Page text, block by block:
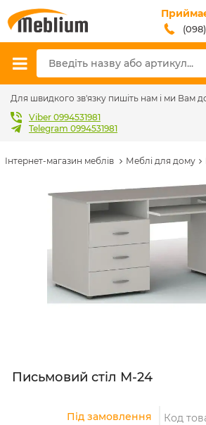
Для швидкого зв'язку пишіть нам і ми Вам
Viber 0994531981
Telegram 0994531981
Інтернет-магазин меблів Меблі для дому
Письмовий стіл М-24
Під замовлення Код